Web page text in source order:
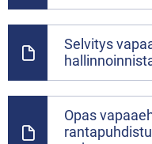
Selvitys
Opas